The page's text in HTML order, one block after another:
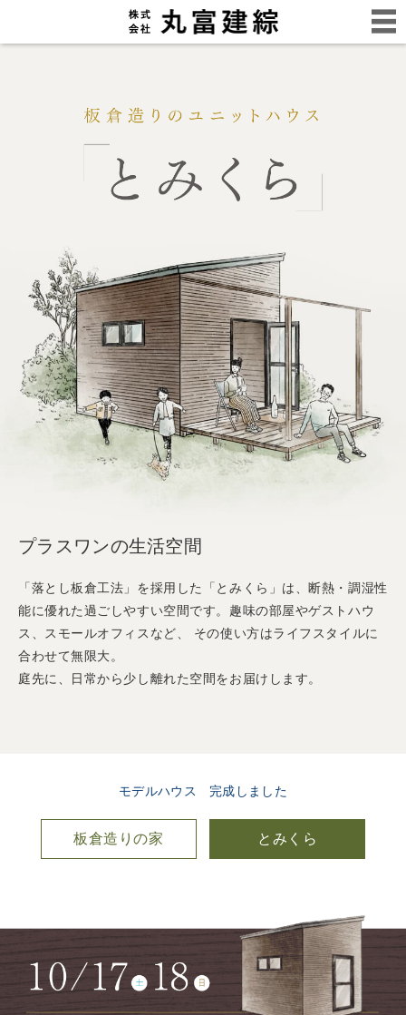
プラスワンの生活空間
「落とし板倉工法」を採用した「とみくら」は、 断熱・調湿性
能に優れた過ごしやすい空間です。 趣味の部屋やゲストハウ
ス、スモールオフィスなど、
その使い方はライフスタイルに
合わせて無限大。
庭先に、日常から少し離れた空間をお届けします。
モデルハウス 完成しました
板倉造りの家 とみくら